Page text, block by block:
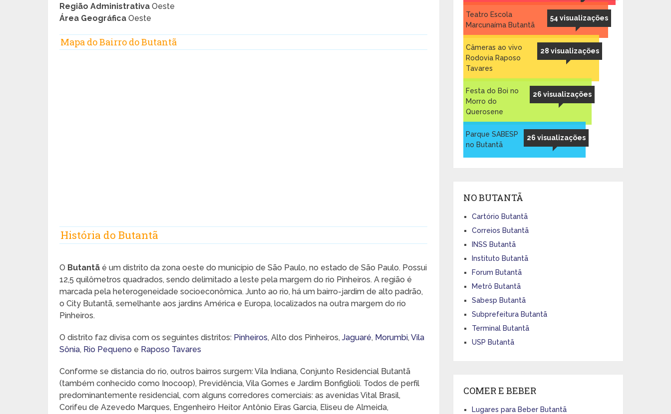
Região Administrativa Oeste
Área Geográfica Oeste
Mapa do Bairro do Butantã
História do Butantã
O Butantã é um distrito da zona oeste do município de São Paulo, no estado de São Paulo. Possui
12,5 quilômetros quadrados, sendo delimitado a leste pela margem do rio Pinheiros. A região é
marcada pela heterogeneidade socioeconômica. Junto ao rio, há um bairro-jardim de alto padrão,
o City Butantã, semelhante aos jardins América e Europa, localizados na outra margem do rio
Pinheiros.
O distrito faz divisa com os seguintes distritos: Pinheiros, Alto dos Pinheiros,Jaguaré, Morumbi,Vila
Sônia, Rio Pequeno e Raposo Tavares
Conforme se distancia do rio, outros bairros surgem: Vila Indiana, Conjunto Residencial Butantã
(também conhecido como Inocoop), Previdência, Vila Gomes e Jardim Bonfiglioli. Todos de perfil
predominantemente residencial, com alguns corredores comerciais: as avenidas Vital Brasil,
Corifeu de Azevedo Marques, Engenheiro Heitor Antônio Eiras Garcia, Eliseu de Almeida,
54 visualizações
Teatro Escola
Marcunaíma Butantã
28 visualizações
Câmeras ao vivo
Rodovia Raposo
Tavares
26 visualizações
Festa do Boi no
Morro do
Querosene
26 visualizações
Parque SABESP
no Butantã
NO BUTANTÃ
Cartório Butantã
Correios Butantã
INSS Butantã
Instituto Butantã
Forum Butantã
Metrô Butantã
Sabesp Butantã
Subprefeitura Butantã
Terminal Butantã
USP Butantã
COMER E BEBER
Lugares para Beber Butantã